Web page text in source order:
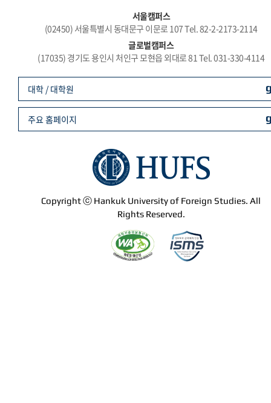
서울캠퍼스
(02450) 서울특별시 동대문구 이문로 107 Tel. 82-2-2173-2114
글로벌캠퍼스
(17035) 경기도 용인시 처인구 모현읍 외대로 81 Tel. 031-330-4114
Copyright ⓒ Hankuk University of Foreign Studies. All
Rights Reserved.
대학 / 대학원
주요 홈페이지